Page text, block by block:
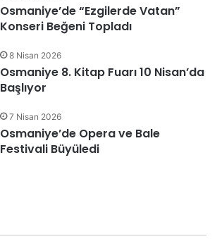
Osmaniye’de “Ezgilerde Vatan”
Konseri Beğeni Topladı
8 Nisan 2026
Osmaniye 8. Kitap Fuarı 10 Nisan’da
Başlıyor
7 Nisan 2026
Osmaniye’de Opera ve Bale
Festivali Büyüledi